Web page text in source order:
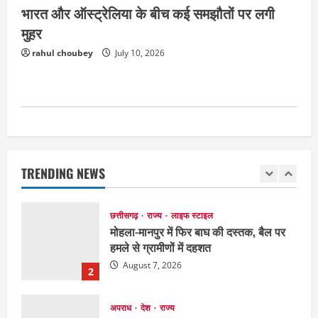
भारत और ऑस्ट्रेलिया के बीच कई समझौतों पर लगी
मुहर
rahul choubey July 10, 2026
TRENDING NEWS
बहन ने कारोबारी भाई पर लगाया करोड़ों रुपये
की धोखाधड़ी का आरोप
2
मोहला-मानपुर में फिर बाघ की दस्तक, बैल पर
3
अपराध देश राज्य
बहुचर्चित अंकित कश्यप हत्याकांड : 33 लोगों के
खिलाफ FIR
August 7, 2026
दुनिया राज्य लाइफ स्टाइल